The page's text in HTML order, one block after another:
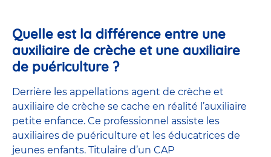
Quelle est la différence entre une
auxiliaire de crèche et une auxiliaire
de puériculture ?
Derrière les appellations agent de crèche et
auxiliaire de crèche se cache en réalité l’auxiliaire
petite enfance. Ce professionnel assiste les
auxiliaires de puériculture et les éducatrices de
jeunes enfants. Titulaire d’un CAP